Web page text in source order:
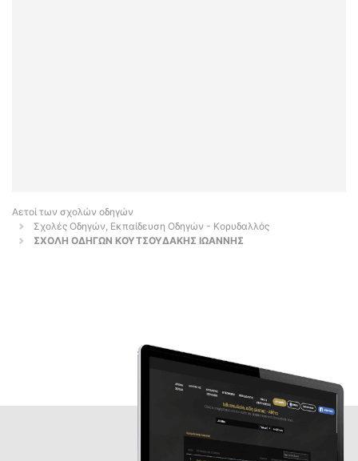
Αετοί των σχολών οδηγών
Σχολές Οδηγών, Εκπαίδευση Οδηγών - Κορυδαλλός
ΣΧΟΛΗ ΟΔΗΓΩΝ ΚΟΥΤΣΟΥΔΑΚΗΣ ΙΩΑΝΝΗΣ